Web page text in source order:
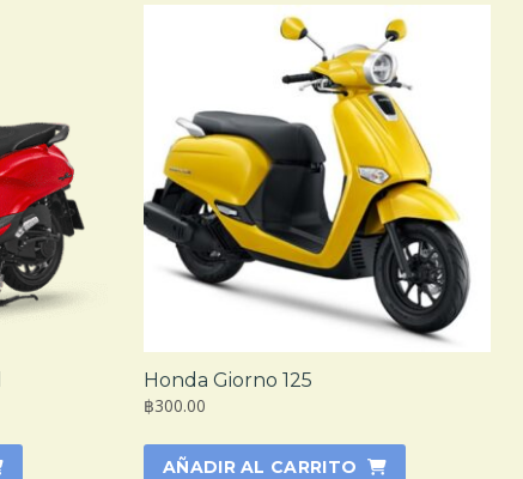
Honda Giorno 125
฿300.00
AÑADIR AL CARRITO